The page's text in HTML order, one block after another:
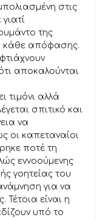
στις
της
κάθε απόφασης.
αποκαλούνται
τιμόνι αλλά
σπιτικό και
να
οι καπεταναίοι
ποτέ τη
εννοούμενης
γοητείας του
για να
Τέτοια είναι η
υπό το